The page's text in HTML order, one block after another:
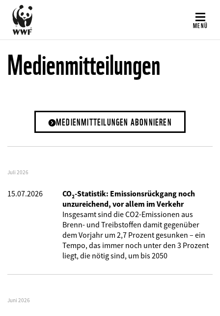
Direkt
zum
Inhalt
MENÜ
Medienmitteilungen
MEDIENMITTEILUNGEN ABONNIEREN
Juli 2026
15.07.2026
CO₂-Statistik: Emissionsrückgang noch
unzureichend, vor allem im Verkehr
Insgesamt sind die CO2-Emissionen aus
Brenn- und Treibstoffen damit gegenüber
dem Vorjahr um 2,7 Prozent gesunken – ein
Tempo, das immer noch unter den 3 Prozent
liegt, die nötig sind, um bis 2050
Juni 2026